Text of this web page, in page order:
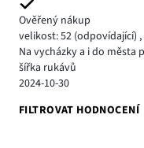
Ověřený nákup
velikost: 52 (odpovídající) ,
Na vycházky a i do města
šířka rukávů
2024-10-30
FILTROVAT HODNOCENÍ